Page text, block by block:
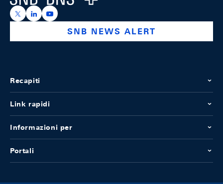
https://x.com/snb_bns
https://ch.linkedin.com/company/swiss-national-
https://www.youtube.com/@swissnationalbank
SNB NEWS ALERT
Recapiti
Link rapidi
Informazioni per
Portali